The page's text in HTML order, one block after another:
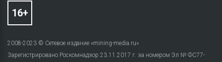
2008-2023 © Сетевое издание «mining-media.ru»
Зарегистрировано Роскомнадзор 23.11.2017 г. за номером Эл № ФС77-